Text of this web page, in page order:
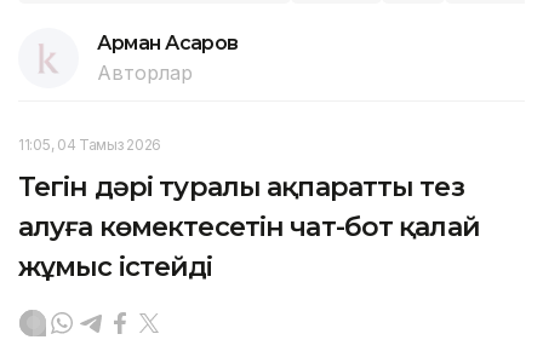
Арман Асқаров
Авторлар
11:05, 04 Тамыз 2026
Тегін дәрі туралы ақпаратты тез
алуға көмектесетін чат-бот қалай
жұмыс істейді